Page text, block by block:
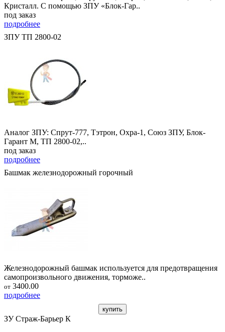
Кристалл. С помощью ЗПУ «Блок-Гар..
под заказ
подробнее
ЗПУ ТП 2800-02
Аналог ЗПУ: Спрут-777, Тэтрон, Охра-1, Союз ЗПУ, Блок-
Гарант М, ТП 2800-02,..
под заказ
подробнее
Башмак железнодорожный горочный
Железнодорожный башмак используется для предотвращения
самопроизвольного движения, торможе..
от 3400.00
подробнее
купить
ЗУ Страж-Барьер К